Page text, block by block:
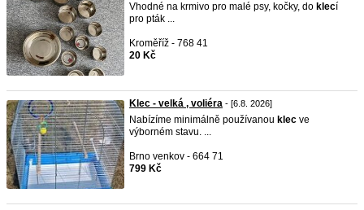
Vhodné na krmivo pro malé psy, kočky, do klecí
pro pták ...
Kroměříž - 768 41
20 Kč
Klec - velká , voliéra - [6.8. 2026]
Nabízíme minimálně používanou klec ve
výborném stavu. ...
Brno venkov - 664 71
799 Kč